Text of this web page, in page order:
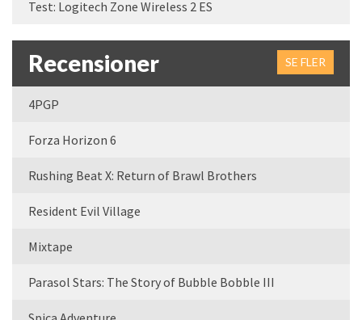
Test: Logitech Zone Wireless 2 ES
Recensioner SE FLER
4PGP
Forza Horizon 6
Rushing Beat X: Return of Brawl Brothers
Resident Evil Village
Mixtape
Parasol Stars: The Story of Bubble Bobble III